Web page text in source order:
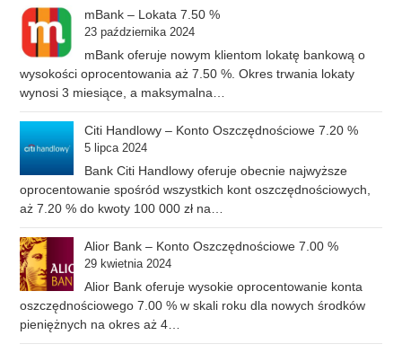
mBank – Lokata 7.50 %
23 października 2024
mBank oferuje nowym klientom lokatę bankową o
wysokości oprocentowania aż 7.50 %. Okres trwania lokaty
wynosi 3 miesiące, a maksymalna…
Citi Handlowy – Konto Oszczędnościowe 7.20 %
5 lipca 2024
Bank Citi Handlowy oferuje obecnie najwyższe
oprocentowanie spośród wszystkich kont oszczędnościowych,
aż 7.20 % do kwoty 100 000 zł na…
Alior Bank – Konto Oszczędnościowe 7.00 %
29 kwietnia 2024
Alior Bank oferuje wysokie oprocentowanie konta
oszczędnościowego 7.00 % w skali roku dla nowych środków
pieniężnych na okres aż 4…